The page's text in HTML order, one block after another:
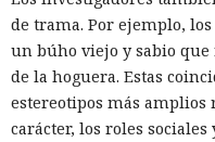
de trama. Por ejemplo,
un búho viejo y sabio
de la hoguera. Estas
estereotipos más amplios
carácter, los roles